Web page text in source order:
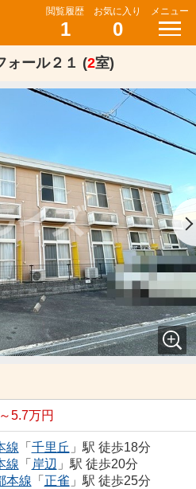
閲覧履歴
1
お気に入り
0
メニュー
ォール２１ (2室)
5.7万円
線 「 千里丘 」駅 徒歩18分
線 「 岸辺 」駅 徒歩20分
本線 「 正雀 」駅 徒歩25分